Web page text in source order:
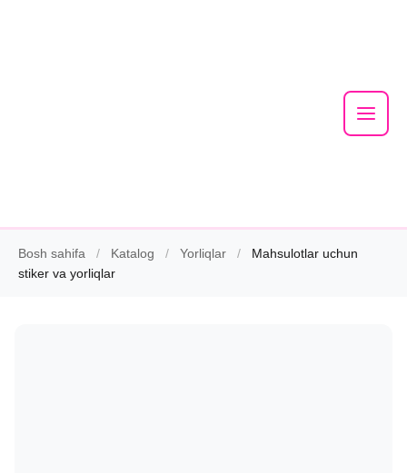
content
Main
Bosh sahifa / Katalog / Yorliqlar /
Mahsulotlar uchun
stiker va yorliqlar